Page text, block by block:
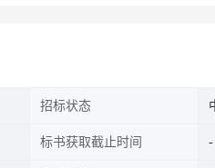
招标状态
标书获取截止时间